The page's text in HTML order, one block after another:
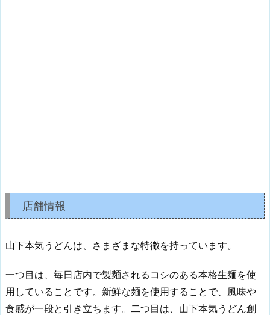
店舗情報
山下本気うどんは、さまざまな特徴を持っています。
一つ目は、毎日店内で製麺されるコシのある本格生麺を使
用していることです。新鮮な麺を使用することで、風味や
食感が一段と引き立ちます。二つ目は、山下本気うどん創